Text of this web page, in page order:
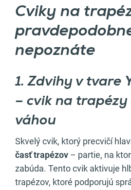
Cviky na
nepoznáte
1️. Zdvihy v tvare
– cvik na trapézy
váhou
Skvelý cvik, ktorý precvičí
časť trapézov – partie, na
zabúda. Tento cvik aktivuje
trapézov, ktoré podporujú